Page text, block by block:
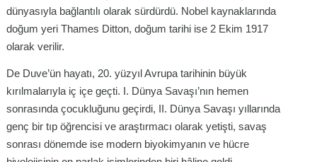
dünyasıyla bağlantılı olarak sürdürdü. Nobel kaynaklarında
doğum yeri Thames Ditton, doğum tarihi ise 2 Ekim 1917
olarak verilir.
De Duve’ün hayatı, 20. yüzyıl Avrupa tarihinin büyük
kırılmalarıyla iç içe geçti. I. Dünya Savaşı’nın hemen
sonrasında çocukluğunu geçirdi, II. Dünya Savaşı yıllarında
genç bir tıp öğrencisi ve araştırmacı olarak yetişti, savaş
sonrası dönemde ise modern biyokimyanın ve hücre